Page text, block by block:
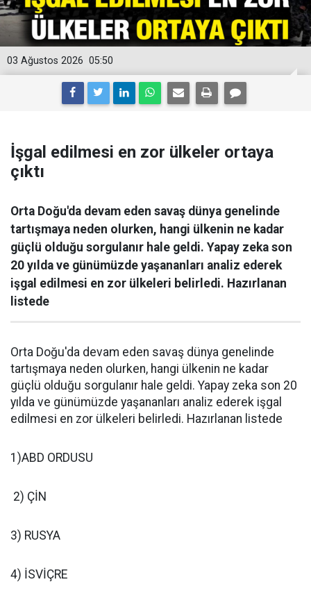
05:50
03 Ağustos 2026
İşgal edilmesi en zor ülkeler ortaya
çıktı
Orta Doğu'da devam eden savaş dünya genelinde
tartışmaya neden olurken, hangi ülkenin ne kadar
güçlü olduğu sorgulanır hale geldi. Yapay zeka son
20 yılda ve günümüzde yaşananları analiz ederek
işgal edilmesi en zor ülkeleri belirledi. Hazırlanan
listede
Orta Doğu'da devam eden savaş dünya genelinde
tartışmaya neden olurken, hangi ülkenin ne kadar
güçlü olduğu sorgulanır hale geldi. Yapay zeka son 20
yılda ve günümüzde yaşananları analiz ederek işgal
edilmesi en zor ülkeleri belirledi. Hazırlanan listede
1)ABD ORDUSU
2) ÇİN
3) RUSYA
4) İSVİÇRE